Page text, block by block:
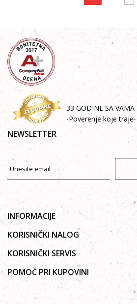
33 GODINE SA VAMA
-Poverenje koje traje-
NEWSLETTER
INFORMACIJE
O nama
Galerija
Saradnja
KORISNIČKI NALOG
Uputsvo za registraciju
Zaboravljena lozinka
Moja korpa
KORISNIČKI SERVIS
Politika privatnosti
Autorska prava
Uslovi korišćenja
POMOĆ PRI KUPOVINI
Kako kupiti Online
Poručivanje telefonom ili e-mailom